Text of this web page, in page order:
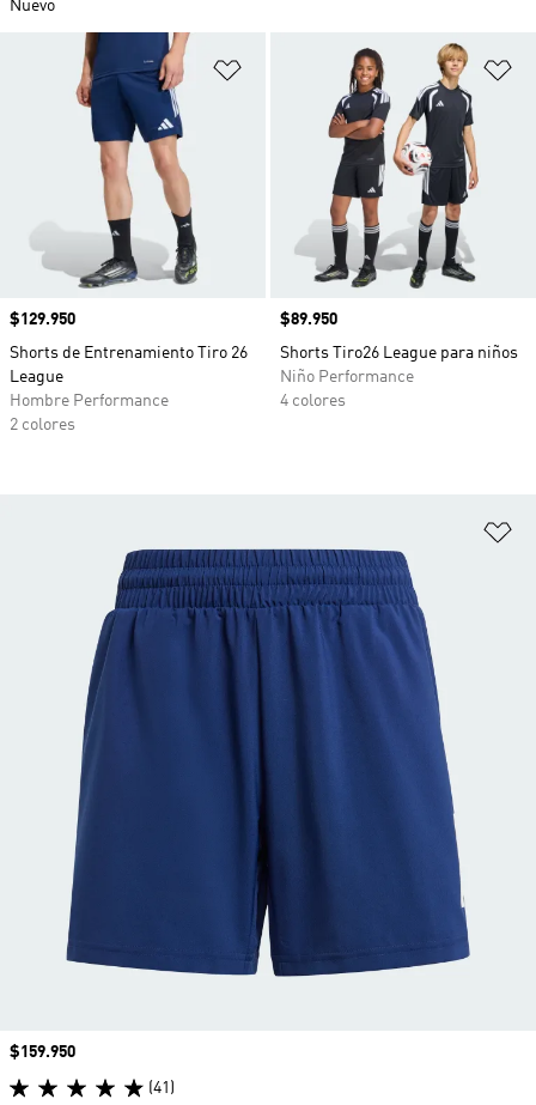
Nuevo
Añadir a la lista de deseos
Precio
$129.950
Shorts de Entrenamiento Tiro 26
League
Hombre Performance
2 colores
Precio
$89.950
Shorts Tiro26 League para niños
Niño Performance
4 colores
Precio
$159.950
(41)